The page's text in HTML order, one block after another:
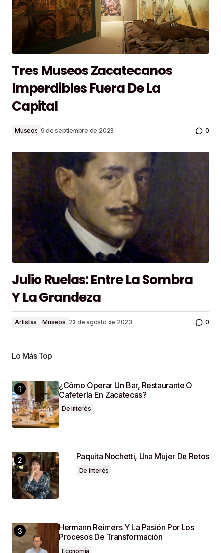
Tres Museos Zacatecanos
Imperdibles Fuera De La
Capital
Museos 9 de septiembre de 2023 0
Julio Ruelas: Entre La Sombra
Y La Grandeza
Artistas Museos 23 de agosto de 2023 0
Lo Más Top
¿Cómo Operar Un Bar, Restaurante O
Cafetería En Zacatecas?
De interés
Paquita Nochetti, Una Mujer De Retos
De interés
Hermann Reimers Y La Pasión Por Los
Procesos De Transformación
Economía